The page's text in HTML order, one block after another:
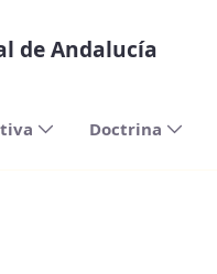
de Andalucía
Doctrina